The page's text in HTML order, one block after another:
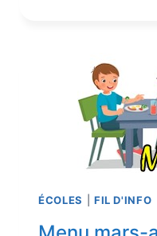
ÉCOLES FIL D'INFO